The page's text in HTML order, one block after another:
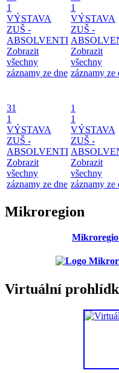
1
VÝSTAVA
ZUŠ -
ABSOLVENTI
Zobrazit
všechny
záznamy ze dne
1
VÝSTAVA
ZUŠ -
Zobrazit
všechny
záznamy ze
31
1
VÝSTAVA
ZUŠ -
ABSOLVENTI
Zobrazit
všechny
záznamy ze dne
1
1
VÝSTAVA
ZUŠ -
Zobrazit
všechny
záznamy ze
Mikroregion
Virtuální